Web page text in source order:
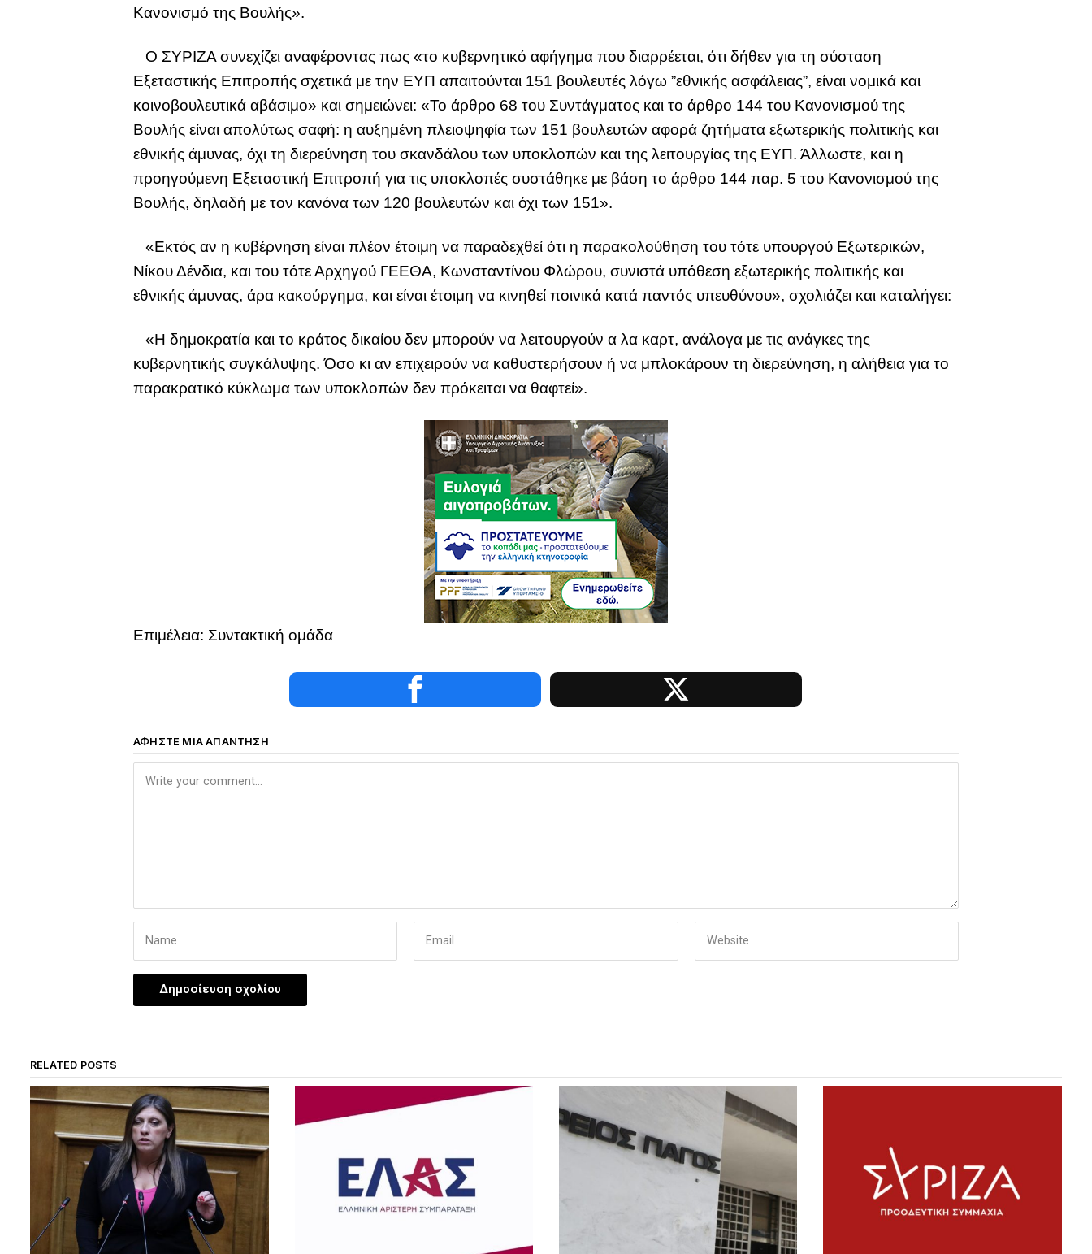
Κανονισμό της Βουλής».
Ο ΣΥΡΙΖΑ συνεχίζει αναφέροντας πως «το κυβερνητικό αφήγημα που διαρρέεται, ότι δήθεν για τη σύσταση
Εξεταστικής Επιτροπής σχετικά με την ΕΥΠ απαιτούνται 151 βουλευτές λόγω ”εθνικής ασφάλειας”, είναι νομικά και
κοινοβουλευτικά αβάσιμο» και σημειώνει: «Το άρθρο 68 του Συντάγματος και το άρθρο 144 του Κανονισμού της
Βουλής είναι απολύτως σαφή: η αυξημένη πλειοψηφία των 151 βουλευτών αφορά ζητήματα εξωτερικής πολιτικής και
εθνικής άμυνας, όχι τη διερεύνηση του σκανδάλου των υποκλοπών και της λειτουργίας της ΕΥΠ. Άλλωστε, και η
προηγούμενη Εξεταστική Επιτροπή για τις υποκλοπές συστάθηκε με βάση το άρθρο 144 παρ. 5 του Κανονισμού της
Βουλής, δηλαδή με τον κανόνα των 120 βουλευτών και όχι των 151».
«Εκτός αν η κυβέρνηση είναι πλέον έτοιμη να παραδεχθεί ότι η παρακολούθηση του τότε υπουργού Εξωτερικών,
Νίκου Δένδια, και του τότε Αρχηγού ΓΕΕΘΑ, Κωνσταντίνου Φλώρου, συνιστά υπόθεση εξωτερικής πολιτικής και
εθνικής άμυνας, άρα κακούργημα, και είναι έτοιμη να κινηθεί ποινικά κατά παντός υπευθύνου», σχολιάζει και καταλήγει:
«Η δημοκρατία και το κράτος δικαίου δεν μπορούν να λειτουργούν α λα καρτ, ανάλογα με τις ανάγκες της
κυβερνητικής συγκάλυψης. Όσο κι αν επιχειρούν να καθυστερήσουν ή να μπλοκάρουν τη διερεύνηση, η αλήθεια για το
παρακρατικό κύκλωμα των υποκλοπών δεν πρόκειται να θαφτεί».
Επιμέλεια: Συντακτική ομάδα
ΑΦΉΣΤΕ ΜΙΑ ΑΠΆΝΤΗΣΗ
RELATED POSTS